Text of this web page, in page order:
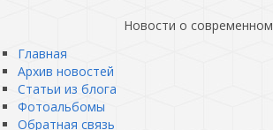
Новости о современном
Главная
Архив новостей
Статьи из блога
Фотоальбомы
Обратная связь